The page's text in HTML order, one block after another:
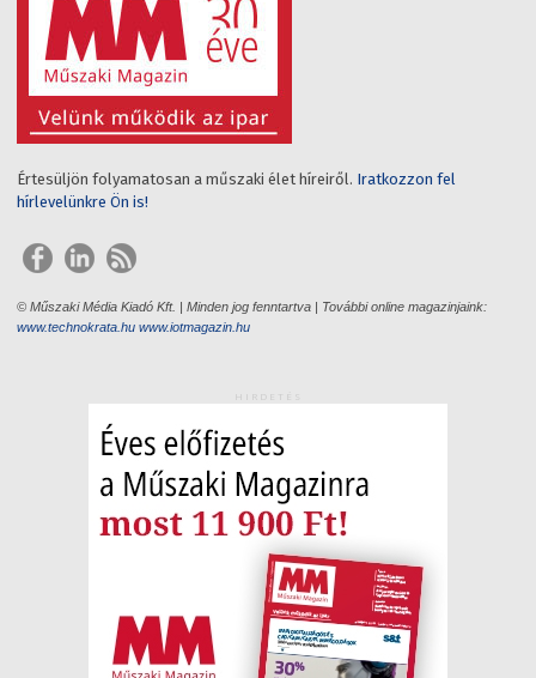
Értesüljön folyamatosan a műszaki élet híreiről. Iratkozzon fel
hírlevelünkre Ön is!
© Műszaki Média Kiadó Kft. | Minden jog fenntartva | További online magazinjaink:
www.technokrata.hu www.iotmagazin.hu
HIRDETÉS